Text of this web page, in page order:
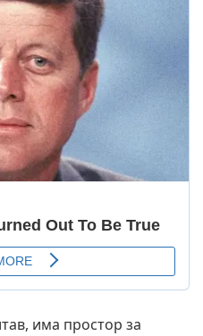
има простор за